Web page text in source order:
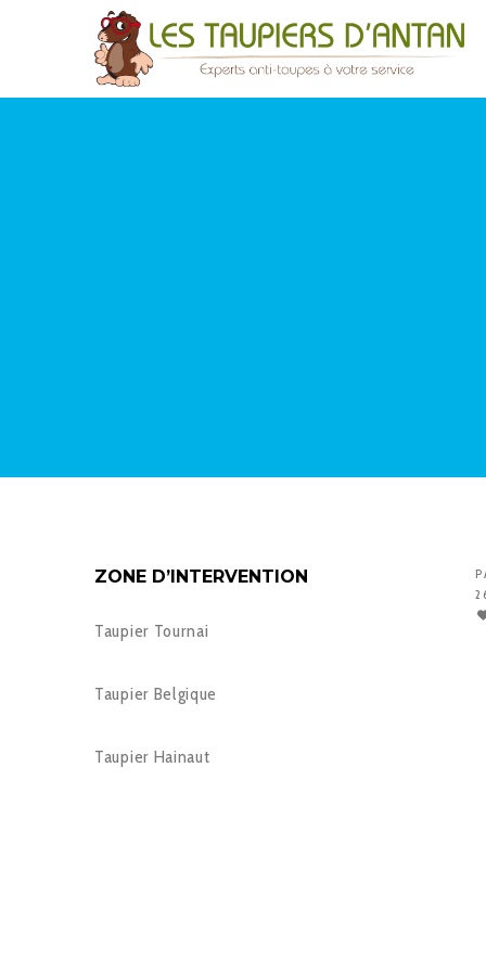
ZONE D’INTERVENTION
Taupier Tournai
Taupier Belgique
Taupier Hainaut